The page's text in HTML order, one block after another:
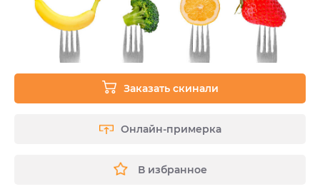
Заказать скинали
Онлайн-примерка
В избранное